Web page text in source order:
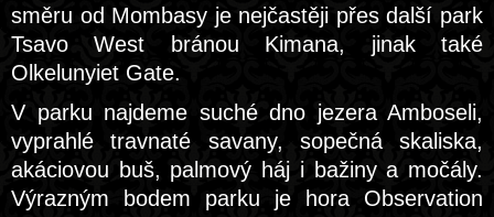
směru od Mombasy je nejčastěji přes další park
Tsavo West bránou Kimana, jinak také
Olkelunyiet Gate.
V parku najdeme suché dno jezera Amboseli,
vyprahlé travnaté savany, sopečná skaliska,
akáciovou buš, palmový háj i bažiny a močály.
Výrazným bodem parku je hora Observation